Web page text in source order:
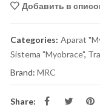
Добавить в
Categories: Aparat
Sistema "Myobrace",
Brand: MRC
Share:
pentru bărbați
medicala premium din
pentru femei